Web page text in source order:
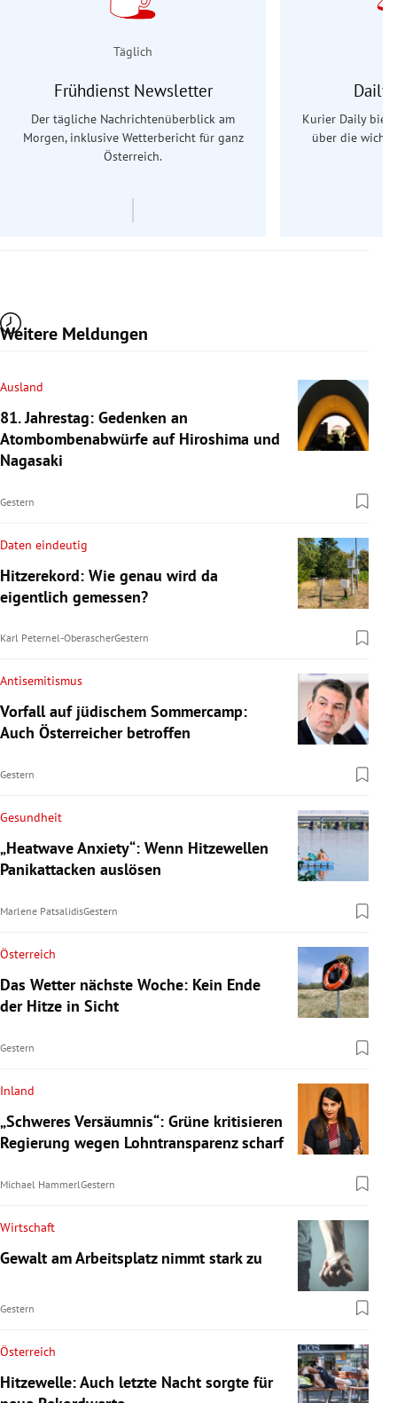
Täglich
Frühdienst Newsletter
Der tägliche Nachrichtenüberblick am
Morgen, inklusive Wetterbericht für ganz
Österreich.
Daily
Kurier Daily
über die
Weitere Meldungen
Ausland
81. Jahrestag: Gedenken an
Atombombenabwürfe auf Hiroshima und
Nagasaki
Gestern
Daten eindeutig
Hitzerekord: Wie genau wird da
eigentlich gemessen?
Karl Peternel-OberascherGestern
Antisemitismus
Vorfall auf jüdischem Sommercamp:
Auch Österreicher betroffen
Gestern
Gesundheit
„Heatwave Anxiety“: Wenn Hitzewellen
Panikattacken auslösen
Marlene PatsalidisGestern
Österreich
Das Wetter nächste Woche: Kein Ende
der Hitze in Sicht
Gestern
Inland
„Schweres Versäumnis“: Grüne kritisieren
Regierung wegen Lohntransparenz scharf
Michael HammerlGestern
Wirtschaft
Gewalt am Arbeitsplatz nimmt stark zu
Gestern
Österreich
Hitzewelle: Auch letzte Nacht sorgte für